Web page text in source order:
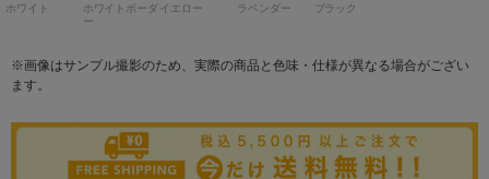
ホワイト
ホワイトボーダ
ー
イエロー ラベンダー ブラック
※画像はサンプル撮影のため、実際の商品と色味・仕様が異なる場合がござい
ます。